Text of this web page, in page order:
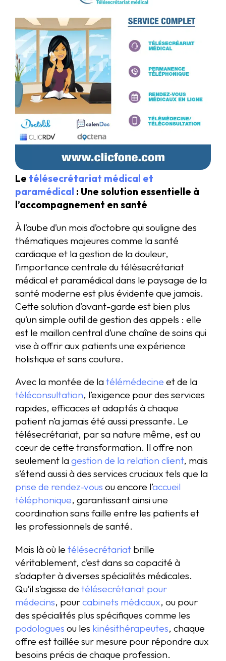
Le télésecrétariat médical et
paramédical : Une solution essentielle à
l’accompagnement en santé
À l’aube d’un mois d’octobre qui souligne des
thématiques majeures comme la santé
cardiaque et la gestion de la douleur,
l’importance centrale du télésecrétariat
médical et paramédical dans le paysage de la
santé moderne est plus évidente que jamais.
Cette solution d’avant-garde est bien plus
qu’un simple outil de gestion des appels : elle
est le maillon central d’une chaîne de soins qui
vise à offrir aux patients une expérience
holistique et sans couture.
Avec la montée de latélémédecine et de la
téléconsultation, l’exigence pour des services
rapides, efficaces et adaptés à chaque
patient n’a jamais été aussi pressante. Le
télésecrétariat, par sa nature même, est au
cœur de cette transformation. Il offre non
seulement lagestion de la relation client, mais
s’étend aussi à des services cruciaux tels que la
prise de rendez-vous ou encore l’accueil
téléphonique, garantissant ainsi une
coordination sans faille entre les patients et
les professionnels de santé.
Mais là où le télésecrétariat brille
véritablement, c’est dans sa capacité à
s’adapter à diverses spécialités médicales.
Qu’il s’agisse de télésecrétariat pour
médecins, pourcabinets médicaux, ou pour
des spécialités plus spécifiques comme les
podologues ou les kinésithérapeutes, chaque
offre est taillée sur mesure pour répondre aux
besoins précis de chaque profession.